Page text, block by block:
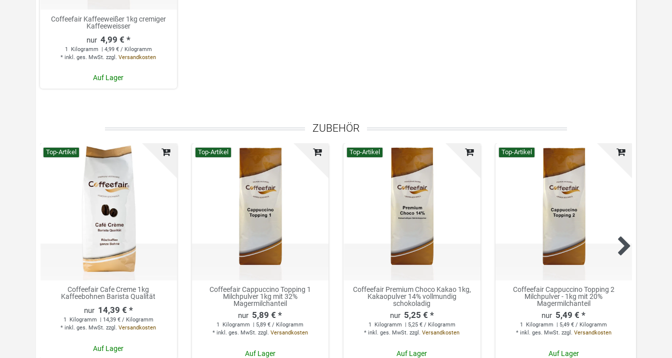
Coffeefair Kaffeeweißer 1kg cremiger
Kaffeeweisser
4,99 € *
1 Kilogramm
| 4,99 € / Kilogramm
*inkl. ges. MwSt. zzgl.Versandkosten
Auf Lager
ZUBEHÖR
Top-Artikel
Coffeefair Cafe Creme 1kg
Kaffeebohnen Barista Qualität
14,39 € *
1 Kilogramm
| 14,39 € / Kilogramm
*inkl. ges. MwSt. zzgl.Versandkosten
Auf Lager
Top-Artikel
Coffeefair Cappuccino Topping 1
Milchpulver 1kg mit 32%
Magermilchanteil
5,89 € *
1 Kilogramm
| 5,89 € / Kilogramm
* inkl. ges. MwSt. zzgl. Versandkosten
Auf Lager
Top-Artikel
Coffeefair Premium Choco Kakao 1kg,
Kakaopulver 14% vollmundig
schokoladig
5,25 € *
1 Kilogramm
| 5,25 € / Kilogramm
*inkl. ges. MwSt. zzgl.Versandkosten
Auf Lager
Top-Artikel
Coffeefair Cappuccino Topping 2
Milchpulver - 1kg mit 20%
Magermilchanteil
5,49 € *
1 Kilogramm
| 5,49 € / Kilogramm
* inkl. ges. MwSt. zzgl. Versandkosten
Auf Lager